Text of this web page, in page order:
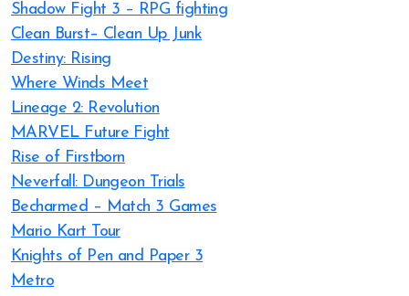
Shadow Fight 3 – RPG fighting
Clean Burst– Clean Up Junk
Destiny: Rising
Where Winds Meet
Lineage 2: Revolution
MARVEL Future Fight
Rise of Firstborn
Neverfall: Dungeon Trials
Becharmed – Match 3 Games
Mario Kart Tour
Knights of Pen and Paper 3
Metro